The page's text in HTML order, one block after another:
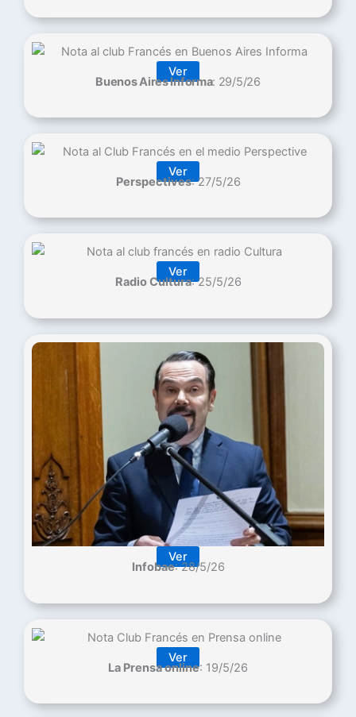
Ver
Buenos Aires Informa: 29/5/26
Ver
Perspectives: 27/5/26
Ver
Radio Cultura: 25/5/26
Ver
Infobae: 28/5/26
Ver
La Prensa online: 19/5/26